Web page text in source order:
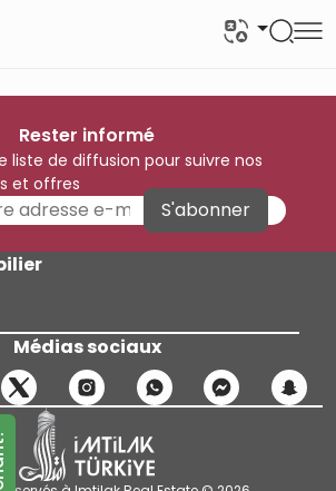
Rester informé
liste de diffusion pour suivre nos
et offres
S'abonner
Médias sociaux